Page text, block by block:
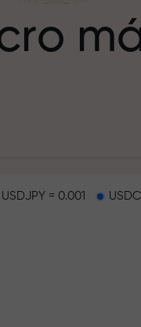
USDJPY = 0.001